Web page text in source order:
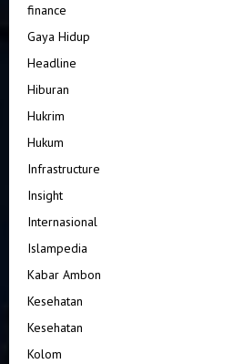
finance
Gaya Hidup
Headline
Hiburan
Hukrim
Hukum
Infrastructure
Insight
Internasional
Islampedia
Kabar Ambon
Kesehatan
Kesehatan
Kolom